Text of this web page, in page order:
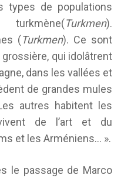
types de populations
turkmène(Turkmen).
(Turkmen). Ce sont
qui idolâtrent
dans les vallées et
de grandes mules
autres habitent les
de l’art et du
et les Arméniens… ».
le passage de Marco